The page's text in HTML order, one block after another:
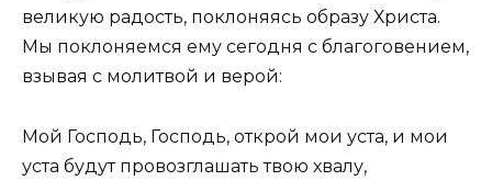
великую радость, поклоняясь образу Христа.
Мы поклоняемся ему сегодня с благоговением,
взывая с молитвой и верой:
Мой Господь, Господь, открой мои уста, и мои
уста будут провозглашать твою хвалу,